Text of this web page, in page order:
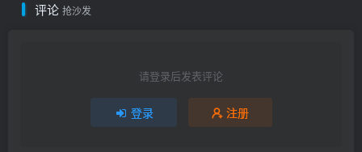
评论 抢沙发
请登录后发表评论
登录 注册